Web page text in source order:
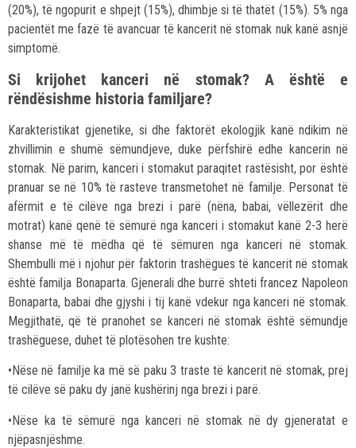
(20%), të ngopurit e shpejt (15%), dhimbje si të thatët (15%). 5% nga
pacientët me fazë të avancuar të kancerit në stomak nuk kanë asnjë
simptomë.
Si krijohet kanceri në stomak? A është e
rëndësishme historia familjare?
Karakteristikat gjenetike, si dhe faktorët ekologjik kanë ndikim në
zhvillimin e shumë sëmundjeve, duke përfshirë edhe kancerin në
stomak. Në parim, kanceri i stomakut paraqitet rastësisht, por është
pranuar se në 10% të rasteve transmetohet në familje. Personat të
afërmit e të cilëve nga brezi i parë (nëna, babai, vëllezërit dhe
motrat) kanë qenë të sëmurë nga kanceri i stomakut kanë 2-3 herë
shanse më të mëdha që të sëmuren nga kanceri në stomak.
Shembulli më i njohur për faktorin trashëgues të kancerit në stomak
është familja Bonaparta. Gjenerali dhe burrë shteti francez Napoleon
Bonaparta, babai dhe gjyshi i tij kanë vdekur nga kanceri në stomak.
Megjithatë, që të pranohet se kanceri në stomak është sëmundje
trashëguese, duhet të plotësohen tre kushte:
•Nëse në familje ka më së paku 3 traste të kancerit në stomak, prej
të cilëve së paku dy janë kushërinj nga brezi i parë.
•Nëse ka të sëmurë nga kanceri në stomak në dy gjeneratat e
njëpasnjëshme.